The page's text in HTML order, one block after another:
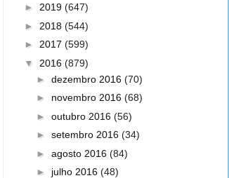
► 2019 (647)
► 2018 (544)
► 2017 (599)
▼ 2016 (879)
► dezembro 2016 (70)
► novembro 2016 (68)
► outubro 2016 (56)
► setembro 2016 (34)
► agosto 2016 (84)
► julho 2016 (48)